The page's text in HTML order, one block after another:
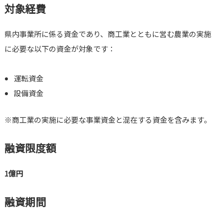
対象経費
県内事業所に係る資金であり、商工業とともに営む農業の実施
に必要な以下の資金が対象です：
運転資金
設備資金
※商工業の実施に必要な事業資金と混在する資金を含みます。
融資限度額
1億円
融資期間